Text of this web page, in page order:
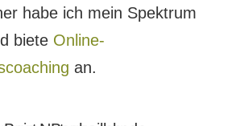
habe ich mein Spektrum
biete Online-
an.